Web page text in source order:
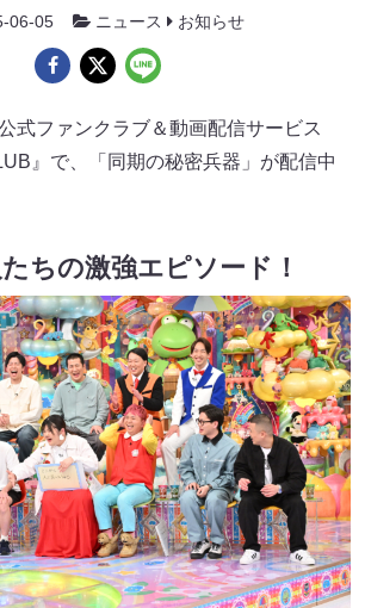
06-05 ニュース お知らせ
式ファンクラブ＆動画配信サービス
』で、「同期の秘密兵器」が配信中
ちの激強エピソード！